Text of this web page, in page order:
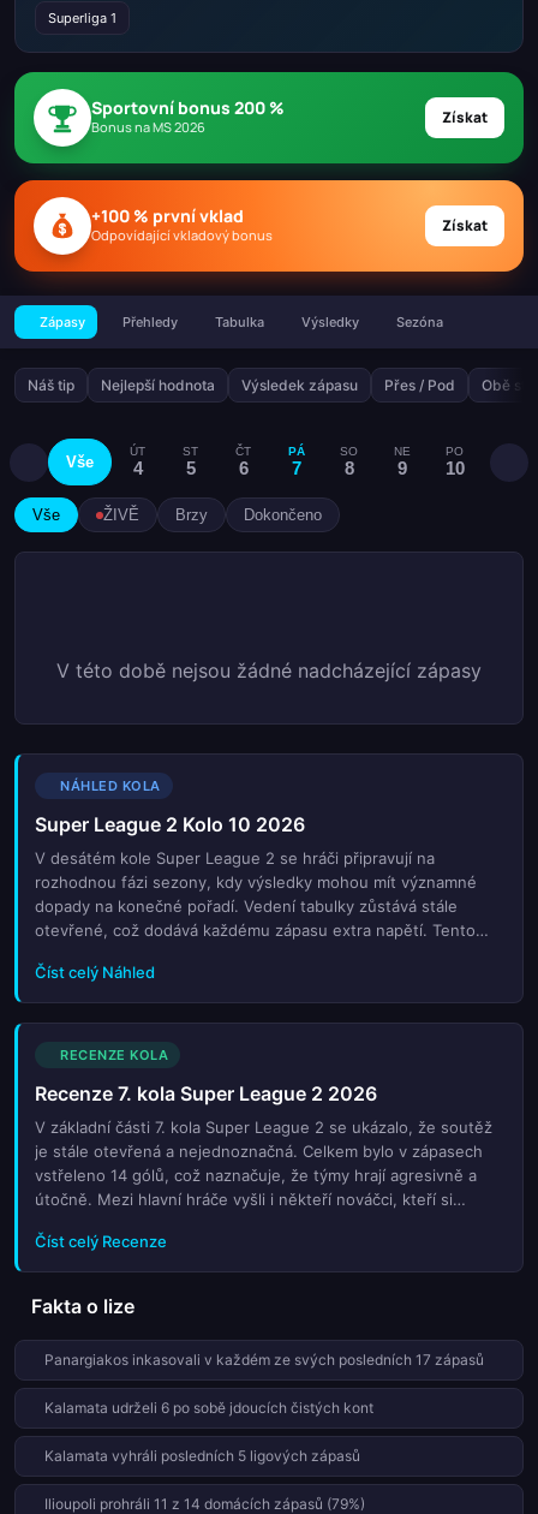
Superliga 1
Sportovní bonus 200 %
Bonus na MS 2026 Získat
+100 % první vklad
Odpovídající vkladový bonus Získat
Zápasy Přehledy Tabulka Výsledky Sezóna
Náš tip Nejlepší hodnota Výsledek zápasu Přes / Pod Obě
Vše
ÚT
4
ST
5
ČT
6
PÁ
7
SO
8
NE
9
PO
10
Vše ŽIVĚ Brzy Dokončeno
V této době nejsou žádné nadcházející zápasy
NÁHLED KOLA
Super League 2 Kolo 10 2026
V desátém kole Super League 2 se hráči připravují na
rozhodnou fázi sezony, kdy výsledky mohou mít významné
dopady na konečné pořadí. Vedení tabulky zůstává stále
otevřené, což dodává každému zápasu extra napětí. Tento
chtějí zlepšit své pozice. Zároveň se jedná o důležitý moment
pro týmy bojující o udržení v lize. Fanoušci se těší na
intenzivní zápasy a nečekané výsledky. Každý zápas může
změnit celkovou dynamiku soutěže. Připravte se na zajímavé
utkání a klíčové rozhodnutí ve vrcholu tabulky.
Číst celý Náhled
RECENZE KOLA
Recenze 7. kola Super League 2 2026
V základní části 7. kola Super League 2 se ukázalo, že soutěž
je stále otevřená a nejednoznačná. Celkem bylo v zápasech
vstřeleno 14 gólů, což naznačuje, že týmy hrají agresivně a
útočně. Mezi hlavní hráče vyšli i někteří nováčci, kteří si
což dodalo zážitku celému kolu. Naprostá vedecká rovnováha
mezi týmy ukazuje, že prvenství bude bohatě otevřené do
konce sezony. Zároveň se objevily i překvapení, která mohou
změnit postavení týmů na tabulce.
Číst celý Recenze
Fakta o lize
Panargiakos inkasovali v každém ze svých posledních 17 zápasů
Kalamata udrželi 6 po sobě jdoucích čistých kont
Kalamata vyhráli posledních 5 ligových zápasů
Ilioupoli prohráli 11 z 14 domácích zápasů (79%)